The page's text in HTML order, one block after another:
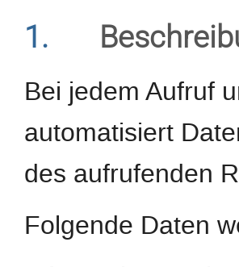
1.
Bei jedem Aufruf
automatisiert
des aufrufenden
Folgende Daten